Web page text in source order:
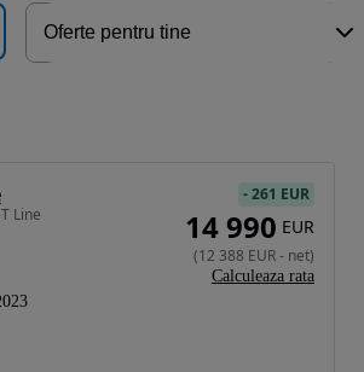
Line
-261 EUR
14 990 EUR
(12 388 EUR- net)
Calculeaza rata